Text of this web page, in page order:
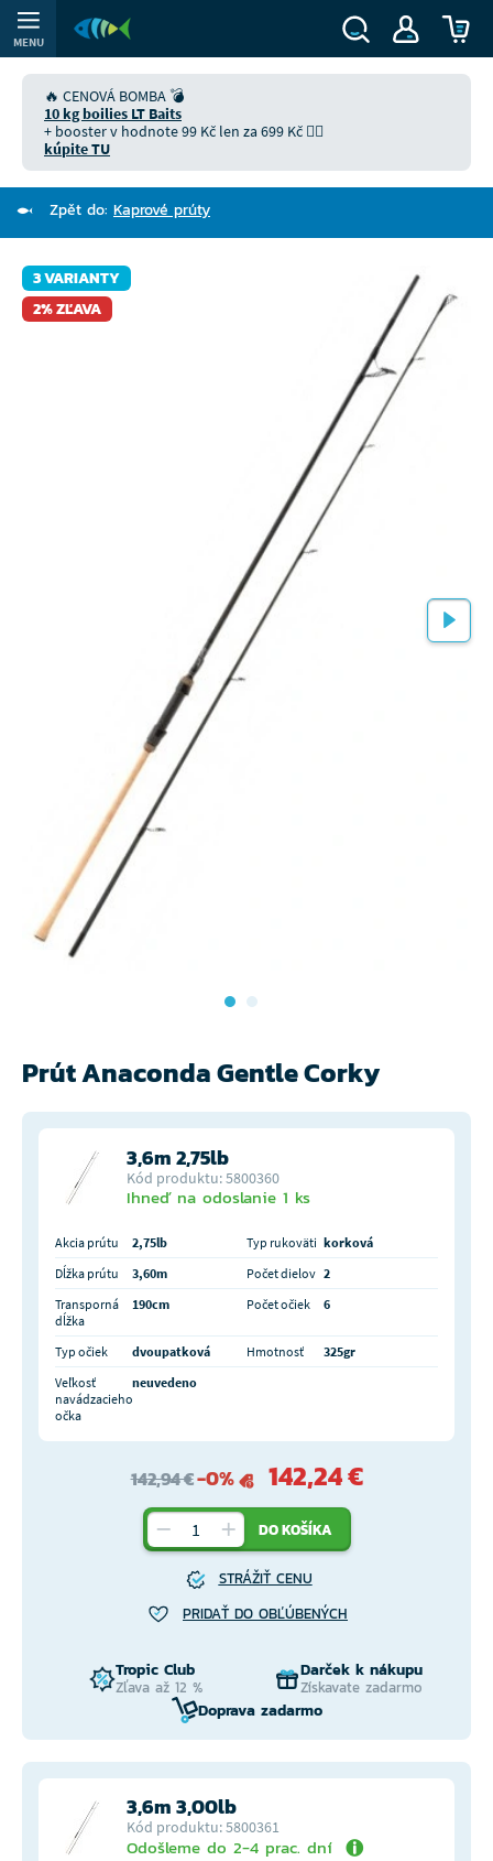
MENU
🔥 CENOVÁ BOMBA 💣
10 kg boilies LT Baits
+ booster v hodnote 99 Kč len za 699 Kč 👉🏻
kúpite TU
Zpět do: Kaprové prúty
3 VARIANTY
2% ZĽAVA
Prút Anaconda Gentle Corky
3,6m 2,75lb
Kód produktu: 5800360
Ihneď na odoslanie 1 ks
Akcia prútu 2,75lb Typ rukoväti korková
Dĺžka prútu
3,60m Počet dielov 2
Transporná
dĺžka
190cm Počet očiek 6
Typ očiek dvoupatková Hmotnosť
325gr
Veľkosť
navádzacieho
očka
neuvedeno
142,94 €-0% 142,24 €
DO KOŠÍKA
STRÁŽIŤ CENU
PRIDAŤ DO OBĽÚBENÝCH
Tropic Club
Zľava až 12 %
Darček k nákupu
Získavate zadarmo
Doprava zadarmo
3,6m 3,00lb
Kód produktu: 5800361
Odošleme do 2-4 prac. dní